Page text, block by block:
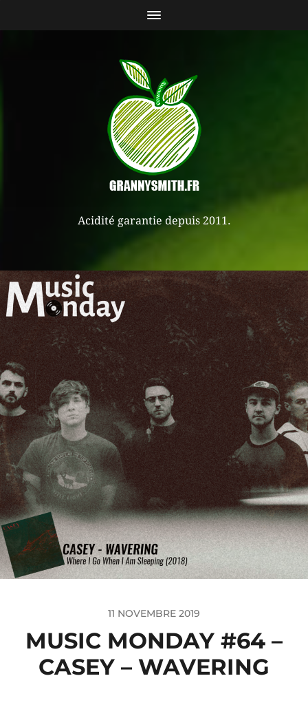
Acidité garantie depuis 2011.
11 NOVEMBRE 2019
MUSIC MONDAY #64 –
CASEY – WAVERING